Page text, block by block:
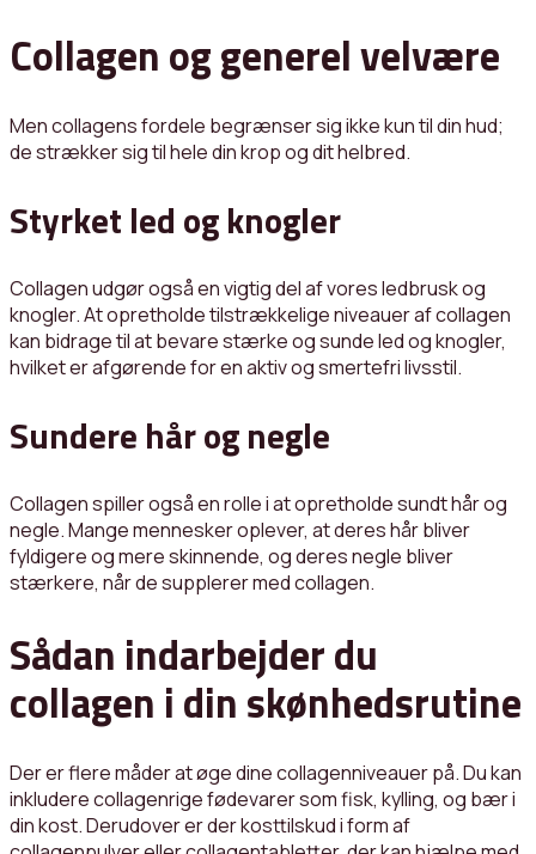
Collagen og generel velvære
Men collagens fordele begrænser sig ikke kun til din hud;
de strækker sig til hele din krop og dit helbred.
Styrket led og knogler
Collagen udgør også en vigtig del af vores ledbrusk og
knogler. At opretholde tilstrækkelige niveauer af collagen
kan bidrage til at bevare stærke og sunde led og knogler,
hvilket er afgørende for en aktiv og smertefri livsstil.
Sundere hår og negle
Collagen spiller også en rolle i at opretholde sundt hår og
negle. Mange mennesker oplever, at deres hår bliver
fyldigere og mere skinnende, og deres negle bliver
stærkere, når de supplerer med collagen.
Sådan indarbejder du
collagen i din skønhedsrutine
Der er flere måder at øge dine collagenniveauer på. Du kan
inkludere collagenrige fødevarer som fisk, kylling, og bær i
din kost. Derudover er der kosttilskud i form af